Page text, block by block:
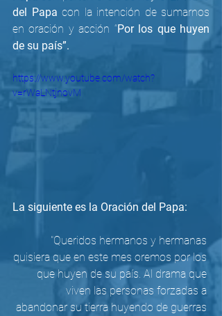
del Papa con la intención de sumarnos
en oración y acción “Por los que huyen
de su país”.
https://www.youtube.com/watch?
v=rWaLNtjnovM
La siguiente es la Oración del Papa:
"Queridos hermanos y hermanas
quisiera que en este mes oremos por los
que huyen de su país. Al drama que
viven las personas forzadas a
abandonar su tierra huyendo de guerras